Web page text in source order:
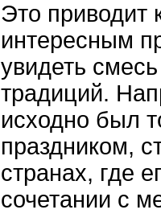
Это приводит
интересным
увидеть
традиций.
исходно был
праздником,
странах, где
сочетании с